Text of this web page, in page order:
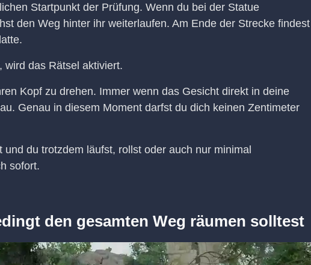
Startpunkt der Prüfung. Wenn du bei der Statue
den Weg hinter ihr weiterlaufen. Am Ende der Strecke findest
wird das Rätsel aktiviert.
Kopf zu drehen. Immer wenn das Gesicht direkt in deine
Genau in diesem Moment darfst du dich keinen Zentimeter
du trotzdem läufst, rollst oder auch nur minimal
sofort.
den gesamten Weg räumen solltest